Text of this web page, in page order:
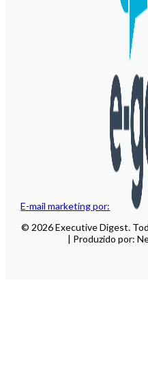
E-mail marketing por:
© 2026 Executive Digest.
| Produzido por: